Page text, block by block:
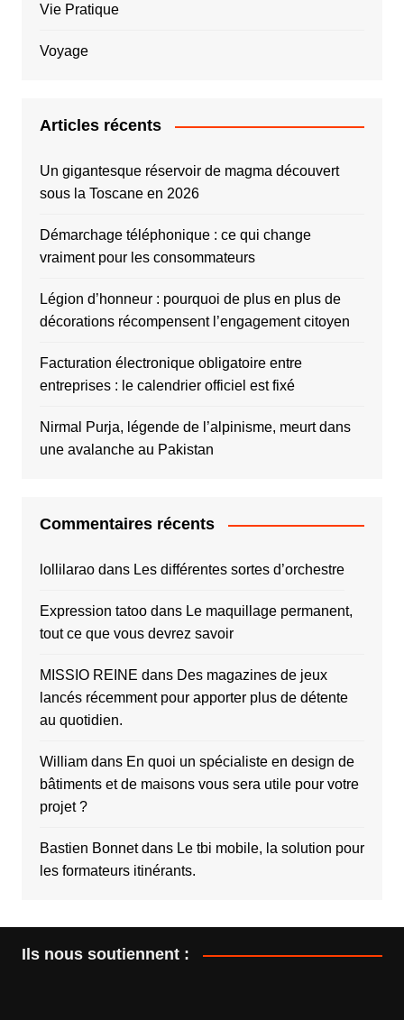
Vie Pratique
Voyage
Articles récents
Un gigantesque réservoir de magma découvert
sous la Toscane en 2026
Démarchage téléphonique : ce qui change
vraiment pour les consommateurs
Légion d’honneur : pourquoi de plus en plus de
décorations récompensent l’engagement citoyen
Facturation électronique obligatoire entre
entreprises : le calendrier officiel est fixé
Nirmal Purja, légende de l’alpinisme, meurt dans
une avalanche au Pakistan
Commentaires récents
lollilaraodans Les différentes sortes d’orchestre
Expression tatoodans Le maquillage permanent,
tout ce que vous devrez savoir
MISSIO REINE dans Des magazines de jeux
lancés récemment pour apporter plus de détente
au quotidien.
Williamdans En quoi un spécialiste en design de
bâtiments et de maisons vous sera utile pour votre
projet ?
Bastien Bonnetdans Le tbi mobile, la solution pour
les formateurs itinérants.
Ils nous soutiennent :